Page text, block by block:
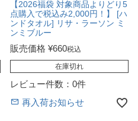
【2026福袋 対象商品よりどり5
点購入で税込み2,000円！】 [ハ
ンドタオル] リサ・ラーソン ミ
ンミブルー
販売価格 ¥660税込
在庫切れ
レビュー件数：0件
再入荷お知らせ